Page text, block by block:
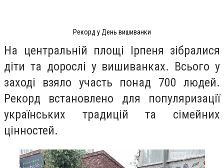
Рекорд у День вишиванки
На центральній площі Ірпеня зібралися
діти та дорослі у вишиванках. Всього у
заході взяло участь понад 700 людей.
Рекорд встановлено для популяризації
українських традицій та сімейних
цінностей.